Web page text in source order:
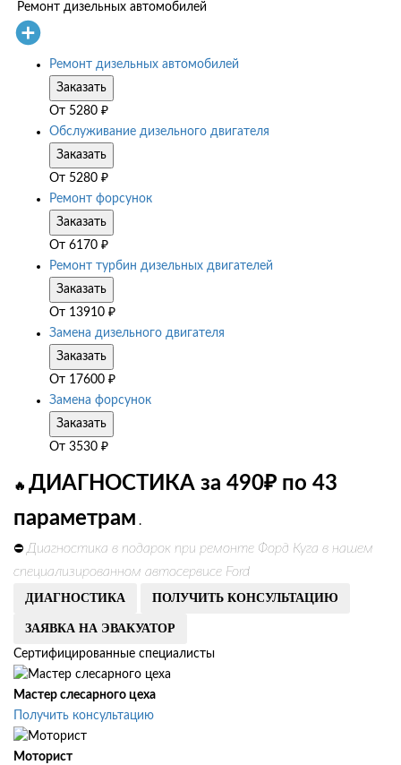
Ремонт дизельных автомобилей
Ремонт дизельных автомобилей
Заказать
От 5280 ₽
Обслуживание дизельного двигателя
Заказать
От 5280 ₽
Ремонт форсунок
Заказать
От 6170 ₽
Ремонт турбин дизельных двигателей
Заказать
От 13910 ₽
Замена дизельного двигателя
Заказать
От 17600 ₽
Замена форсунок
Заказать
От 3530 ₽
🔥 ДИАГНОСТИКА за 490₽ по 43
параметрам .
⛔ Диагностика в подарок при ремонте Форд Куга в нашем
специализированном автосервисе Ford
ДИАГНОСТИКА ПОЛУЧИТЬ КОНСУЛЬТАЦИЮ
ЗАЯВКА НА ЭВАКУАТОР
Сертифицированные специалисты
Мастер слесарного цеха
Получить консультацию
Моторист